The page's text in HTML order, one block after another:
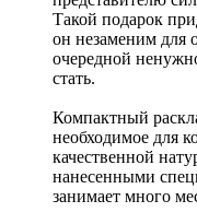
Такой подарок
он незаменим для
очередной
стать.
Компактный
необходимое для
качественной
нанесенными
занимает много